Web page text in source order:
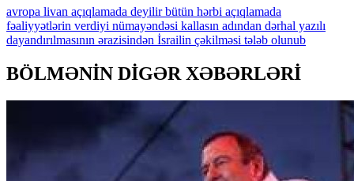
avropa livan açıqlamada deyilirbütün hərbi açıqlamada
fəaliyyətlərin verdiyi nümayəndəsi kallasın adından dərhal yazılı
dayandırılmasının ərazisindən İsrailin çəkilməsi tələb olunub
BÖLMƏNİN DİGƏR XƏBƏRLƏRİ